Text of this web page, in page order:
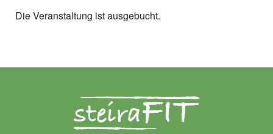
Die Veranstaltung ist ausgebucht.